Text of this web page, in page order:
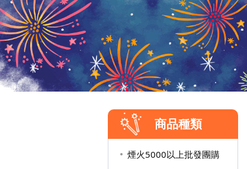
商品種類
煙火5000以上批發團購